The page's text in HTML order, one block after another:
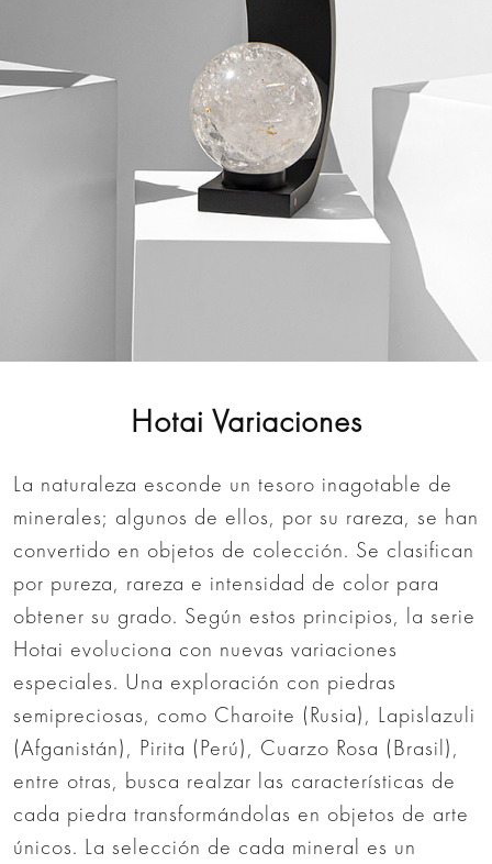
Hotai Variaciones
La naturaleza esconde un tesoro inagotable de
minerales; algunos de ellos, por su rareza, se han
convertido en objetos de colección. Se clasifican
por pureza, rareza e intensidad de color para
obtener su grado. Según estos principios, la serie
Hotai evoluciona con nuevas variaciones
especiales. Una exploración con piedras
semipreciosas, como Charoite (Rusia), Lapislazuli
(Afganistán), Pirita (Perú), Cuarzo Rosa (Brasil),
entre otras, busca realzar las características de
cada piedra transformándolas en objetos de arte
únicos. La selección de cada mineral es un